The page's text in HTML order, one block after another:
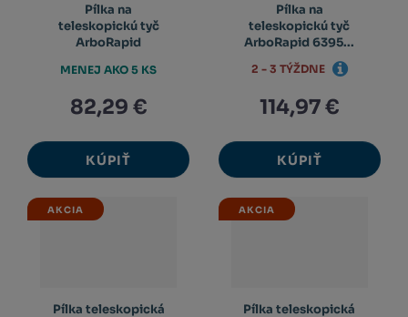
Pílka na
teleskopickú tyč
ArboRapid
82,29 €
KÚPIŤ
MENEJ AKO 5 KS
Pílka na
teleskopickú tyč
ArboRapid 6395...
114,97 €
KÚPIŤ
2 - 3 TÝŽDNE
AKCIA
Pílka teleskopická
AKCIA
Pílka teleskopická